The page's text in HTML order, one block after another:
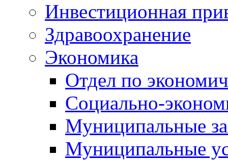
Инвестиционная
Здравоохранение
Экономика
Отдел по
Социально-
Муниципальные
Муниципальные